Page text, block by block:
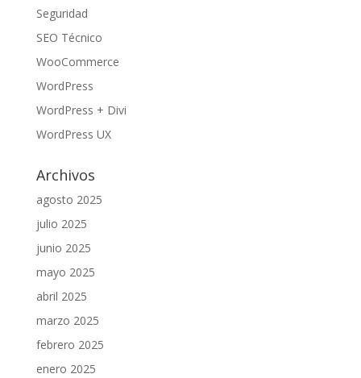
Seguridad
SEO Técnico
WooCommerce
WordPress
WordPress + Divi
WordPress UX
Archivos
agosto 2025
julio 2025
junio 2025
mayo 2025
abril 2025
marzo 2025
febrero 2025
enero 2025